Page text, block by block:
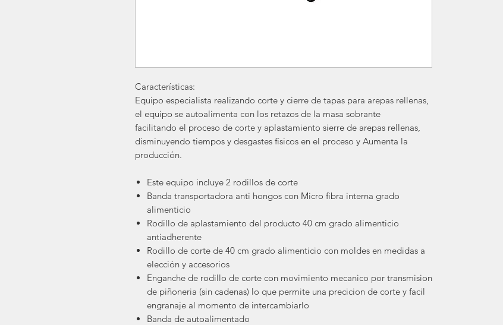
Características:
Equipo especialista realizando corte y cierre de tapas para arepas rellenas,
el equipo se autoalimenta con los retazos de la masa sobrante
facilitando el proceso de corte y aplastamiento sierre de arepas rellenas,
disminuyendo tiempos y desgastes físicos en el proceso y Aumenta la
producción.
Este equipo incluye 2 rodillos de corte
Banda transportadora anti hongos con Micro fibra interna grado
alimenticio
Rodillo de aplastamiento del producto 40 cm grado alimenticio
antiadherente
Rodillo de corte de 40 cm grado alimenticio con moldes en medidas a
elección y accesorios
Enganche de rodillo de corte con movimiento mecanico por transmision
de piñoneria (sin cadenas) lo que permite una precicion de corte y facil
engranaje al momento de intercambiarlo
Banda de autoalimentado